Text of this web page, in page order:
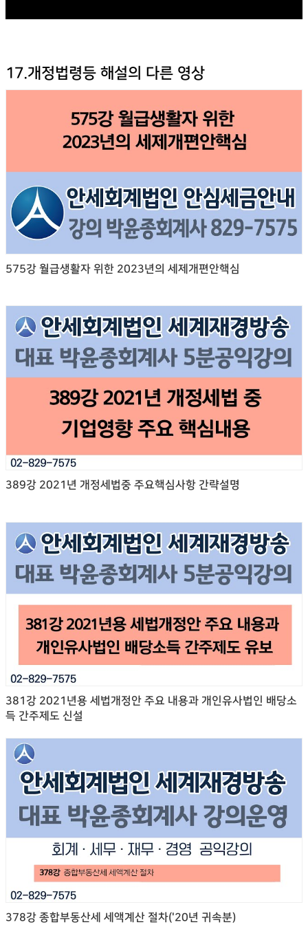
17.개정법령등 해설의 다른 영상
575강 월급생활자 위한 2023년의 세제개편안핵심
389강 2021년 개정세법중 주요핵심사항 간략설명
381강 2021년용 세법개정안 주요 내용과 개인유사법인 배당소
득 간주제도 신설
378강 종합부동산세 세액계산 절차('20년 귀속분)